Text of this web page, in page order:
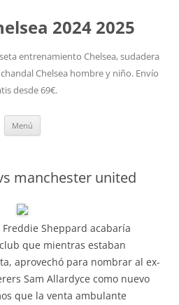
2024 2025
entrenamiento Chelsea, sudadera
Chelsea hombre y niño. Envío
desde 69€.
Menú
manchester united
Sheppard acabaría
que mientras estaban
aprovechó para nombrar al ex-
Sam Allardyce como nuevo
que la venta ambulante